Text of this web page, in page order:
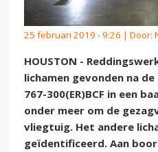
25 februari 2019 - 9:26 | Door:
HOUSTON -
lichamen gevonden na
767-300(ER)BCF in een
onder meer om de
vliegtuig. Het andere
geïdentificeerd. Aan